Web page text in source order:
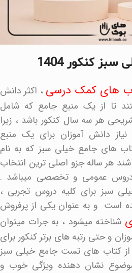
کنکور 1404
های کمک درسی ، اکثر دانش
تا از یک منبع جامع که شامل
هر سه سال کنکور باشد ، زیرا
دانش آموزان برای یک منبع
های جامع خیلی سبز که به نام
هر ساله جزو اصلی ترین انتخاب
عمومی و تخصصی میباشد .
سبز برای کلیه دروس تجربی ،
است و به عنوان یکی از پرفروش
شناخته میشود ، به جرات میتوان
و حتی رتبه های برتر کنکور برای
کتاب های تست جامع خیلی سبز
نشان دهنده ویژگی خوب و